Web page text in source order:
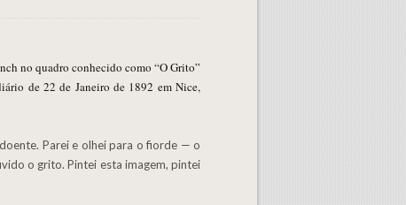
de 22 de Janeiro de 1892 em Nice,
o grito. Pintei esta imagem, pintei